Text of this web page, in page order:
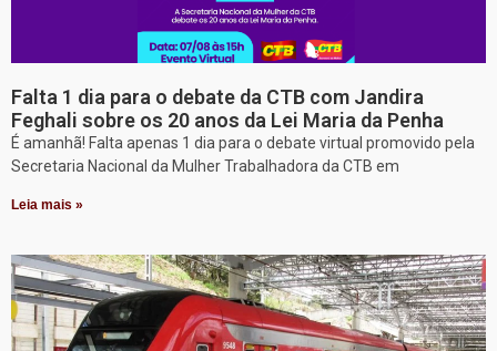
Falta 1 dia para o debate da CTB com Jandira
Feghali sobre os 20 anos da Lei Maria da Penha
É amanhã! Falta apenas 1 dia para o debate virtual promovido pela
Secretaria Nacional da Mulher Trabalhadora da CTB em
Leia mais »